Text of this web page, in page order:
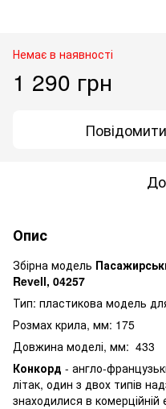
Немає в наявності
1 290 грн
Опис
Збірна модель
Revell, 04257
Тип: пластикова модель
Розмах крила, мм: 175
Довжина моделі, мм: 433
Конкорд - англо-
літак, один з двох типів
знаходилися в комерційній